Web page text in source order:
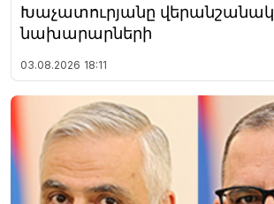
Խաչատուրյանը
նախարարների
03.08.2026 18:11